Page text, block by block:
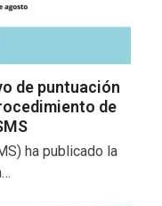
de puntuación
de
ha publicado la